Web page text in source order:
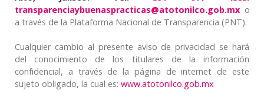
transparenciaybuenaspracticas@atotonilco.gob.mx o
a través de la Plataforma Nacional de Transparencia (PNT).
Cualquier cambio al presente aviso de privacidad se hará
del conocimiento de los titulares de la información
confidencial, a través de la página de internet de este
sujeto obligado, la cual es: www.atotonilco.gob.mx